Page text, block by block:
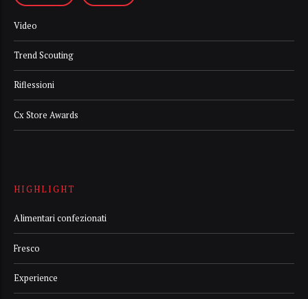
Video
Trend Scouting
Riflessioni
Cx Store Awards
HIGHLIGHT
Alimentari confezionati
Fresco
Experience